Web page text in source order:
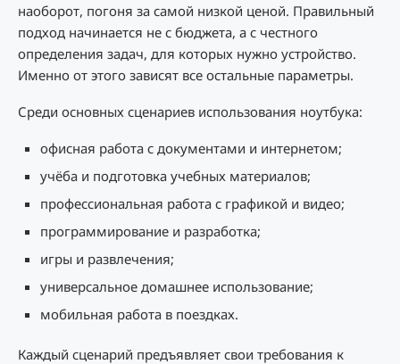
наоборот, погоня за самой низкой ценой. Правильный
подход начинается не с бюджета, а с честного
определения задач, для которых нужно устройство.
Именно от этого зависят все остальные параметры.
Среди основных сценариев использования ноутбука:
офисная работа с документами и интернетом;
учёба и подготовка учебных материалов;
профессиональная работа с графикой и видео;
программирование и разработка;
игры и развлечения;
универсальное домашнее использование;
мобильная работа в поездках.
Каждый сценарий предъявляет свои требования к